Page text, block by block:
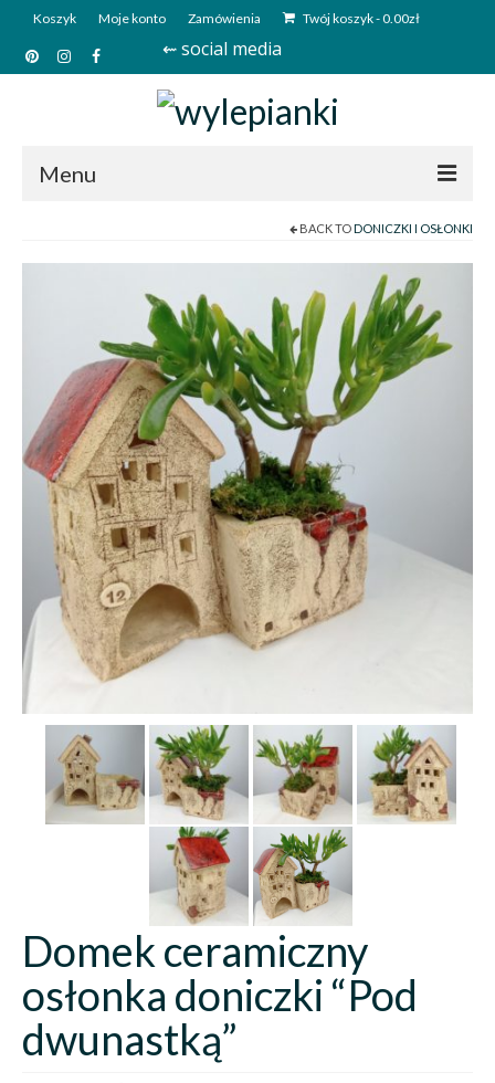
Koszyk Moje konto Zamówienia Twój koszyk-0.00zł
⇜ social media
Menu
Kim jesteśmy?
Kontakt
Deutsch
BACK TODONICZKI I OSŁONKI
Domek ceramiczny
osłonka doniczki “Pod
dwunastką”